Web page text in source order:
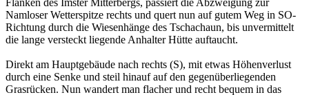
Namloser Wetterspitze rechts und quert nun auf gutem Weg in SO-
Richtung durch die Wiesenhänge des Tschachaun, bis unvermittelt
die lange versteckt liegende Anhalter Hütte auftaucht.
Direkt am Hauptgebäude nach rechts (S), mit etwas Höhenverlust
durch eine Senke und steil hinauf auf den gegenüberliegenden
Grasrücken. Nun wandert man flacher und recht bequem in das